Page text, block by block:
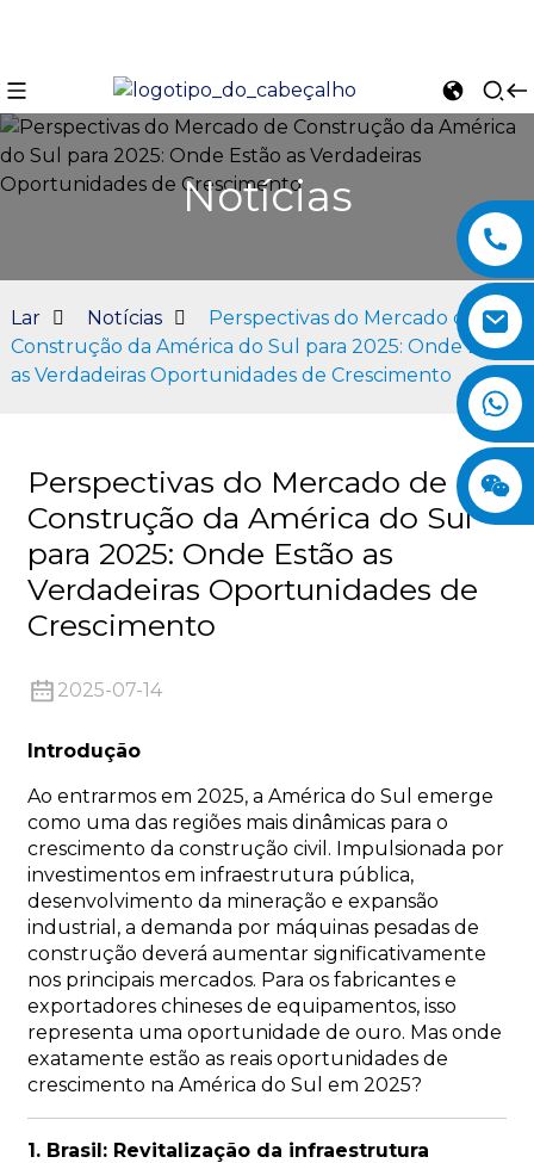
Notícias
Lar Notícias
Perspectivas do Mercado de
Construção da América do Sul para 2025: Onde Estão
as Verdadeiras Oportunidades de Crescimento
Perspectivas do Mercado de
Construção da América do Sul
para 2025: Onde Estão as
Verdadeiras Oportunidades de
Crescimento
2025-07-14
Introdução
Ao entrarmos em 2025, a América do Sul emerge
como uma das regiões mais dinâmicas para o
crescimento da construção civil. Impulsionada por
investimentos em infraestrutura pública,
desenvolvimento da mineração e expansão
industrial, a demanda por máquinas pesadas de
construção deverá aumentar significativamente
nos principais mercados. Para os fabricantes e
exportadores chineses de equipamentos, isso
representa uma oportunidade de ouro. Mas onde
exatamente estão as reais oportunidades de
crescimento na América do Sul em 2025?
1. Brasil: Revitalização da infraestrutura